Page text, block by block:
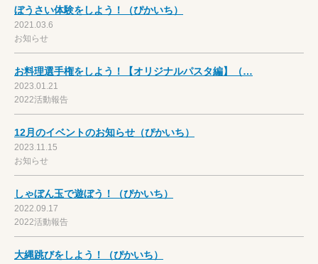
ぼうさい体験をしよう！（ぴかいち）
2021.03.6
お知らせ
お料理選手権をしよう！【オリジナルパスタ編】（…
2023.01.21
2022活動報告
12月のイベントのお知らせ（ぴかいち）
2023.11.15
お知らせ
しゃぼん玉で遊ぼう！（ぴかいち）
2022.09.17
2022活動報告
大縄跳びをしよう！（ぴかいち）